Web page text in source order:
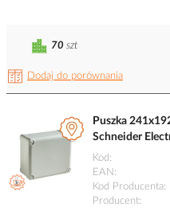
Dodaj do porównania
70 szt
Puszka
Schneider
Kod
EAN
Kod Producenta
Producent